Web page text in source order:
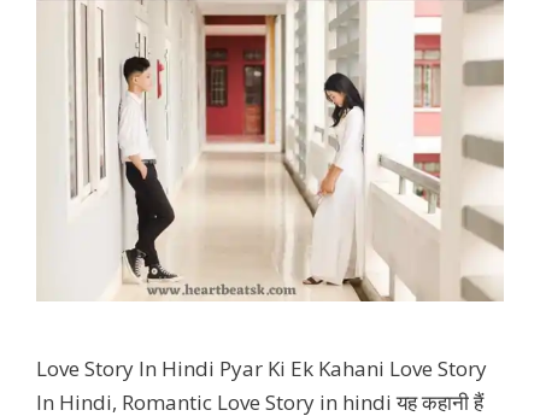
Love Story In Hindi Pyar Ki Ek Kahani Love Story
In Hindi, Romantic Love Story in hindi यह कहानी हैं